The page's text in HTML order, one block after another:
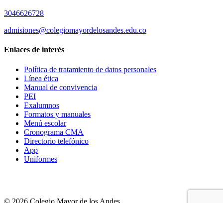
3046626728
admisiones@colegiomayordelosandes.edu.co
Enlaces de interés
Política de tratamiento de datos personales
Línea ética
Manual de convivencia
PEI
Exalumnos
Formatos y manuales
Menú escolar
Cronograma CMA
Directorio telefónico
App
Uniformes
© 2026 Colegio Mayor de los Andes